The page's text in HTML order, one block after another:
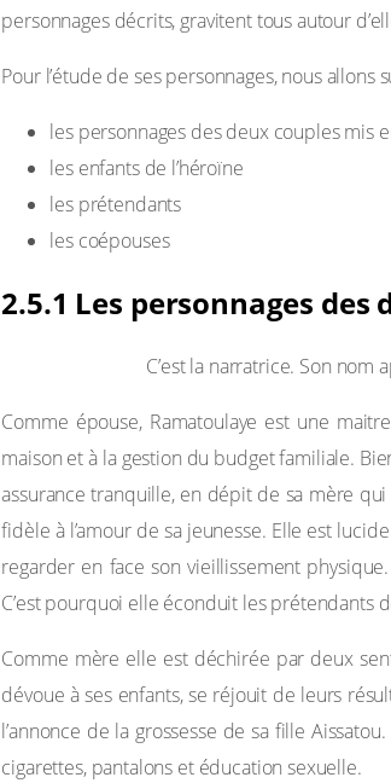
personnages décrits, gravitent tous autour
Pour l’étude de ses personnages, nous allons
les personnages des deux couples mis
les enfants de l’héroïne
les prétendants
les coépouses
2.5.1 Les personnages des
C’est la narratrice. Son
Comme épouse, Ramatoulaye est une
maison et à la gestion du budget familiale.
assurance tranquille, en dépit de sa mère
fidèle à l’amour de sa jeunesse. Elle est
regarder en face son vieillissement
C’est pourquoi elle éconduit les prétendants
Comme mère elle est déchirée par deux
dévoue à ses enfants, se réjouit de leurs
l’annonce de la grossesse de sa fille
cigarettes, pantalons et éducation sexuelle.